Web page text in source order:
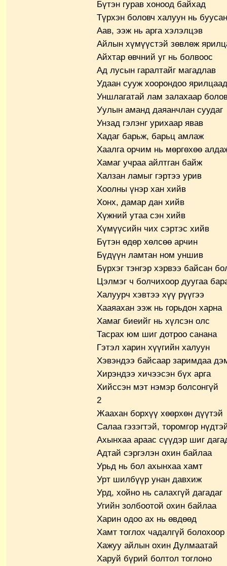
Бүтэн гурав хоноод байхад
Түрхэн боловч халуун нь
Аав, ээж нь арга хэлэлцэв
Айлын хүмүүстэй зөвлөж
Айхтар өвчний уг нь болвоос
Ад лусын гаралтайг магадлав
Удаан сууж хоорондоо ярилцаад
Уншлагатай лам залахаар
Уулын аманд даяанчлан суудаг
Унзад гэлэнг урихаар явав
Хадаг барьж, барьц амлаж
Хаалга орчим нь мөргөхөө
Хамаг учраа айлтган байж
Халзан ламыг гэртээ урив
Хоолны үнэр хан хийв
Хонх, дамар дан хийв
Хүжний утаа сэн хийв
Хүмүүсийн чих сэртэс хийв
Бүтэн өдөр хөлсөө арчин
Бүдүүн ламтан ном уншив
Бүрхэг тэнгэр хэрвээ байсан
Цэлмэг ч болчихоор дуугаа
Халуурч хэвтээ хүү рүүгээ
Хааяахан ээж нь горьдон харна
Хамаг биеийг нь хүлсэн олс
Тасрах юм шиг дотроо санана
Гэтэл харин хүүгийн халуун
Хэвэндээ байсаар заримдаа
Хирэндээ хичээсэн бүх арга
Хийссэн мэт нэмэр болсонгүй
2
Жаахан борхүү хөөрхөн дүүтэй
Салаа гэзэгтэй, торомгор
Ахынхаа араас сүүдэр шиг
Адтай сэргэлэн охин байлаа
Урьд нь бол ахынхаа хамт
Урт шилбүүр унан давхиж
Урд, хойно нь салахгүй дагадаг
Угийн золбоотой охин байлаа
Харин одоо ах нь өвдөөд
Хамт тоглох чадалгүй болохоор
Хажуу айлын охин Дулмаатай
Харуй бүрий болтол тоглоно